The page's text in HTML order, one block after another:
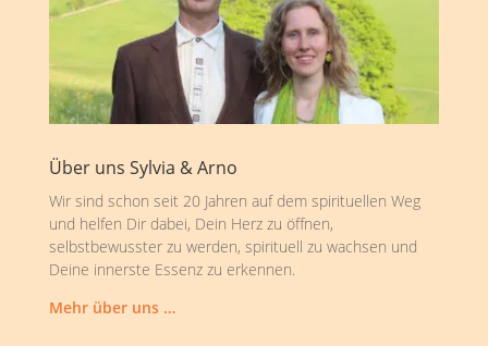
Über uns Sylvia & Arno
Wir sind schon seit 20 Jahren auf dem spirituellen Weg
und helfen Dir dabei, Dein Herz zu öffnen,
selbstbewusster zu werden, spirituell zu wachsen und
Deine innerste Essenz zu erkennen.
Mehr über uns …